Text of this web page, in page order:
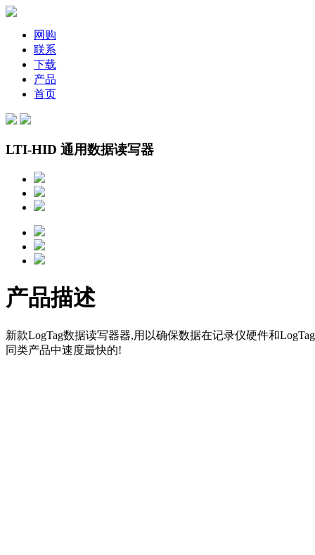
网购
联系
下载
产品
首页
LTI-HID 通用数据读写器
产品描述
新款LogTag数据读写器器,用以确保数据在记录仪硬件和
同类产品中速度最快的!